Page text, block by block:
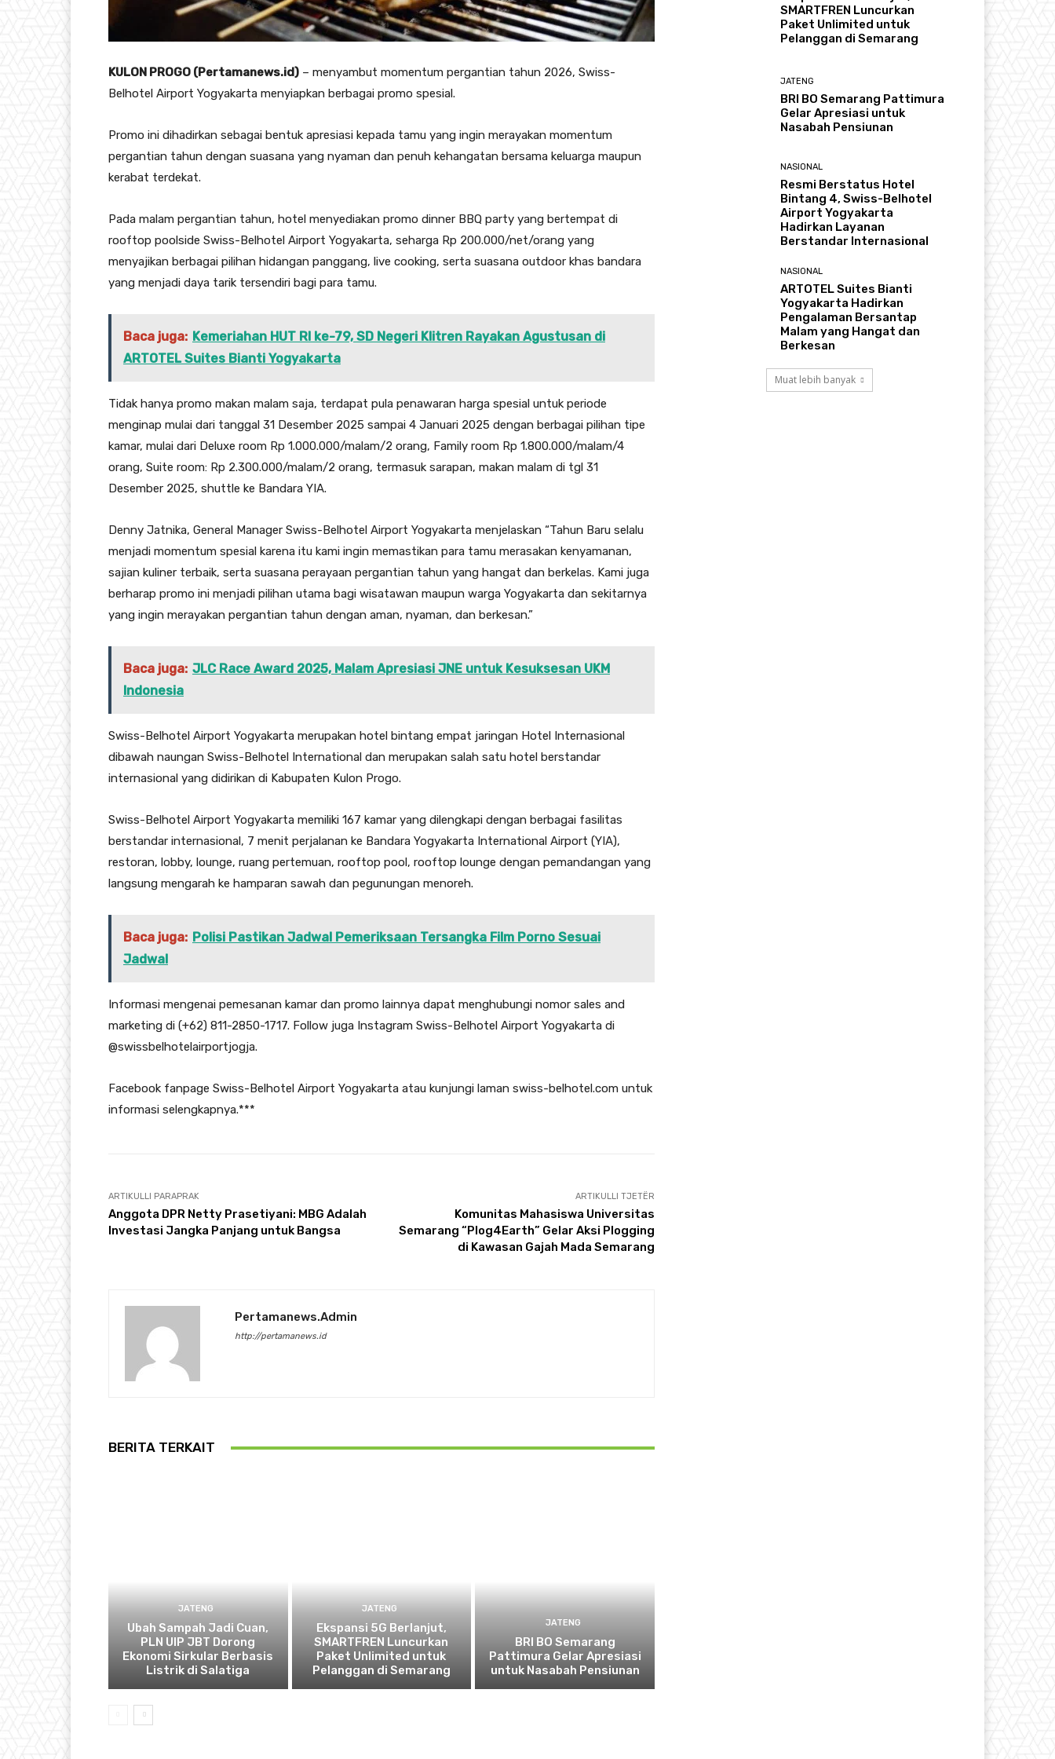
KULON PROGO (Pertamanews.id) – menyambut momentum pergantian tahun 2026, Swiss-
Belhotel Airport Yogyakarta menyiapkan berbagai promo spesial.
Promo ini dihadirkan sebagai bentuk apresiasi kepada tamu yang ingin merayakan momentum
pergantian tahun dengan suasana yang nyaman dan penuh kehangatan bersama keluarga maupun
kerabat terdekat.
Pada malam pergantian tahun, hotel menyediakan promo dinner BBQ party yang bertempat di
rooftop poolside Swiss-Belhotel Airport Yogyakarta, seharga Rp 200.000/net/orang yang
menyajikan berbagai pilihan hidangan panggang, live cooking, serta suasana outdoor khas bandara
yang menjadi daya tarik tersendiri bagi para tamu.
Baca juga: Kemeriahan HUT RI ke-79, SD Negeri Klitren Rayakan Agustusan di
ARTOTEL Suites Bianti Yogyakarta
Tidak hanya promo makan malam saja, terdapat pula penawaran harga spesial untuk periode
menginap mulai dari tanggal 31 Desember 2025 sampai 4 Januari 2025 dengan berbagai pilihan tipe
kamar, mulai dari Deluxe room Rp 1.000.000/malam/2 orang, Family room Rp 1.800.000/malam/4
orang, Suite room: Rp 2.300.000/malam/2 orang, termasuk sarapan, makan malam di tgl 31
Desember 2025, shuttle ke Bandara YIA.
Denny Jatnika, General Manager Swiss-Belhotel Airport Yogyakarta menjelaskan “Tahun Baru selalu
menjadi momentum spesial karena itu kami ingin memastikan para tamu merasakan kenyamanan,
sajian kuliner terbaik, serta suasana perayaan pergantian tahun yang hangat dan berkelas. Kami juga
berharap promo ini menjadi pilihan utama bagi wisatawan maupun warga Yogyakarta dan sekitarnya
yang ingin merayakan pergantian tahun dengan aman, nyaman, dan berkesan.”
Baca juga: JLC Race Award 2025, Malam Apresiasi JNE untuk Kesuksesan UKM
Indonesia
Swiss-Belhotel Airport Yogyakarta merupakan hotel bintang empat jaringan Hotel Internasional
dibawah naungan Swiss-Belhotel International dan merupakan salah satu hotel berstandar
internasional yang didirikan di Kabupaten Kulon Progo.
Swiss-Belhotel Airport Yogyakarta memiliki 167 kamar yang dilengkapi dengan berbagai fasilitas
berstandar internasional, 7 menit perjalanan ke Bandara Yogyakarta International Airport (YIA),
restoran, lobby, lounge, ruang pertemuan, rooftop pool, rooftop lounge dengan pemandangan yang
langsung mengarah ke hamparan sawah dan pegunungan menoreh.
Baca juga: Polisi Pastikan Jadwal Pemeriksaan Tersangka Film Porno Sesuai
Jadwal
Informasi mengenai pemesanan kamar dan promo lainnya dapat menghubungi nomor sales and
marketing di (+62) 811-2850-1717. Follow juga Instagram Swiss-Belhotel Airport Yogyakarta di
@swissbelhotelairportjogja.
Facebook fanpage Swiss-Belhotel Airport Yogyakarta atau kunjungi laman swiss-belhotel.com untuk
informasi selengkapnya.***
ARTIKULLI PARAPRAK
Anggota DPR Netty Prasetiyani: MBG Adalah
Investasi Jangka Panjang untuk Bangsa
ARTIKULLI TJETËR
Komunitas Mahasiswa Universitas
Semarang “Plog4Earth” Gelar Aksi Plogging
di Kawasan Gajah Mada Semarang
Pertamanews.admin
http://pertamanews.id
BERITA TERKAIT
JATENG
Ubah Sampah Jadi Cuan,
PLN UIP JBT Dorong
Ekonomi Sirkular Berbasis
Listrik di Salatiga
JATENG
Ekspansi 5G Berlanjut,
SMARTFREN Luncurkan
Paket Unlimited untuk
Pelanggan di Semarang
JATENG
BRI BO Semarang
Pattimura Gelar Apresiasi
untuk Nasabah Pensiunan
SMARTFREN Luncurkan
Paket Unlimited untuk
Pelanggan di Semarang
JATENG
BRI BO Semarang Pattimura
Gelar Apresiasi untuk
Nasabah Pensiunan
NASIONAL
Resmi Berstatus Hotel
Bintang 4, Swiss-Belhotel
Airport Yogyakarta
Hadirkan Layanan
Berstandar Internasional
NASIONAL
ARTOTEL Suites Bianti
Yogyakarta Hadirkan
Pengalaman Bersantap
Malam yang Hangat dan
Berkesan
Muat lebih banyak